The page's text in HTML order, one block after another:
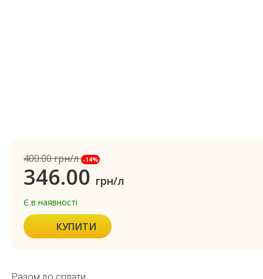
400.00грн/л -14%
346.00 грн/л
Є в наявності
КУПИТИ